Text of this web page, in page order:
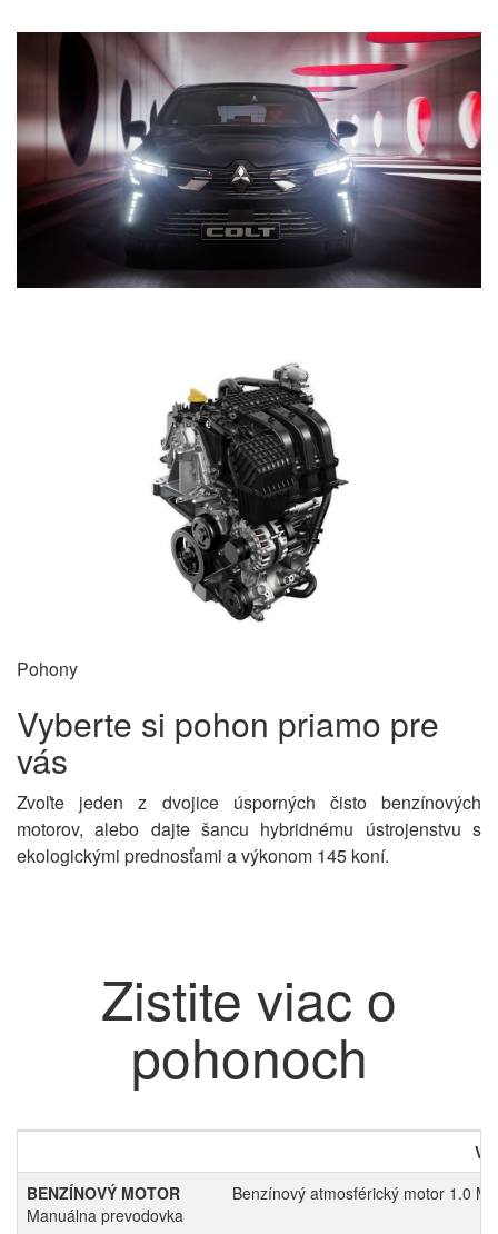
Pohony
Vyberte si pohon priamo pre
vás
Zvoľte jeden z dvojice úsporných čisto benzínových
motorov, alebo dajte šancu hybridnému ústrojenstvu s
ekologickými prednosťami a výkonom 145 koní.
Zistite viac o
pohonoch
BENZÍNOVÝ MOTOR
Manuálna prevodovka
Benzínový atmosférický motor 1.0